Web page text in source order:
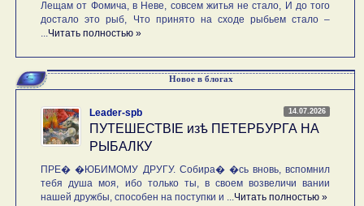
Лещам от Фомича, в Неве, совсем житья не стало, И до того
достало это рыб, Что принято на сходе рыбьем стало –
Читать полностью »
Новое в блогах
14.07.2026
Leader-spb
ПУТЕШЕСТВIE изѣ ПЕТЕРБУРГА НА
РЫБАЛКУ
ПРЕ� �ЮБИМОМУ ДРУГУ. Собира� �сь вновь, вспомнил
тебя душа моя, ибо только ты, в своем возвеличи вании
нашей дружбы, способен на поступки и ... Читать полностью »